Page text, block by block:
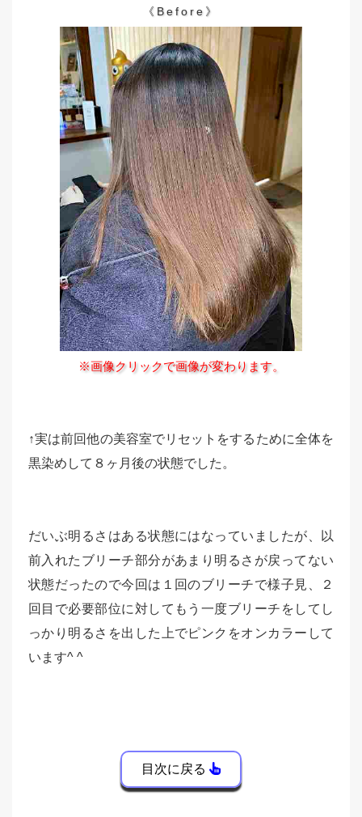
《After》
《Before》
※画像クリックで画像が変わります。
↑実は前回他の美容室でリセットをするために全体を
黒染めして８ヶ月後の状態でした。
だいぶ明るさはある状態にはなっていましたが、以
前入れたブリーチ部分があまり明るさが戻ってない
状態だったので今回は１回のブリーチで様子見、２
回目で必要部位に対してもう一度ブリーチをしてし
っかり明るさを出した上でピンクをオンカラーして
います^ ^
目次に戻る